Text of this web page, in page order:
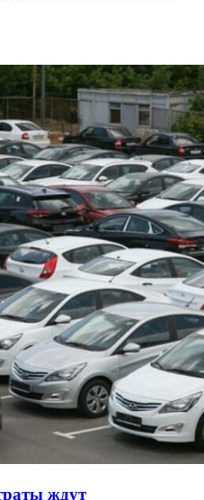
ждут